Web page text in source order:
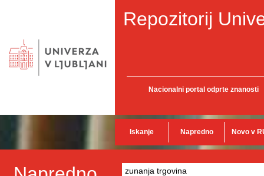
Repozitorij
Nacionalni portal odprte znanosti
Iskanje Napredno Novo v